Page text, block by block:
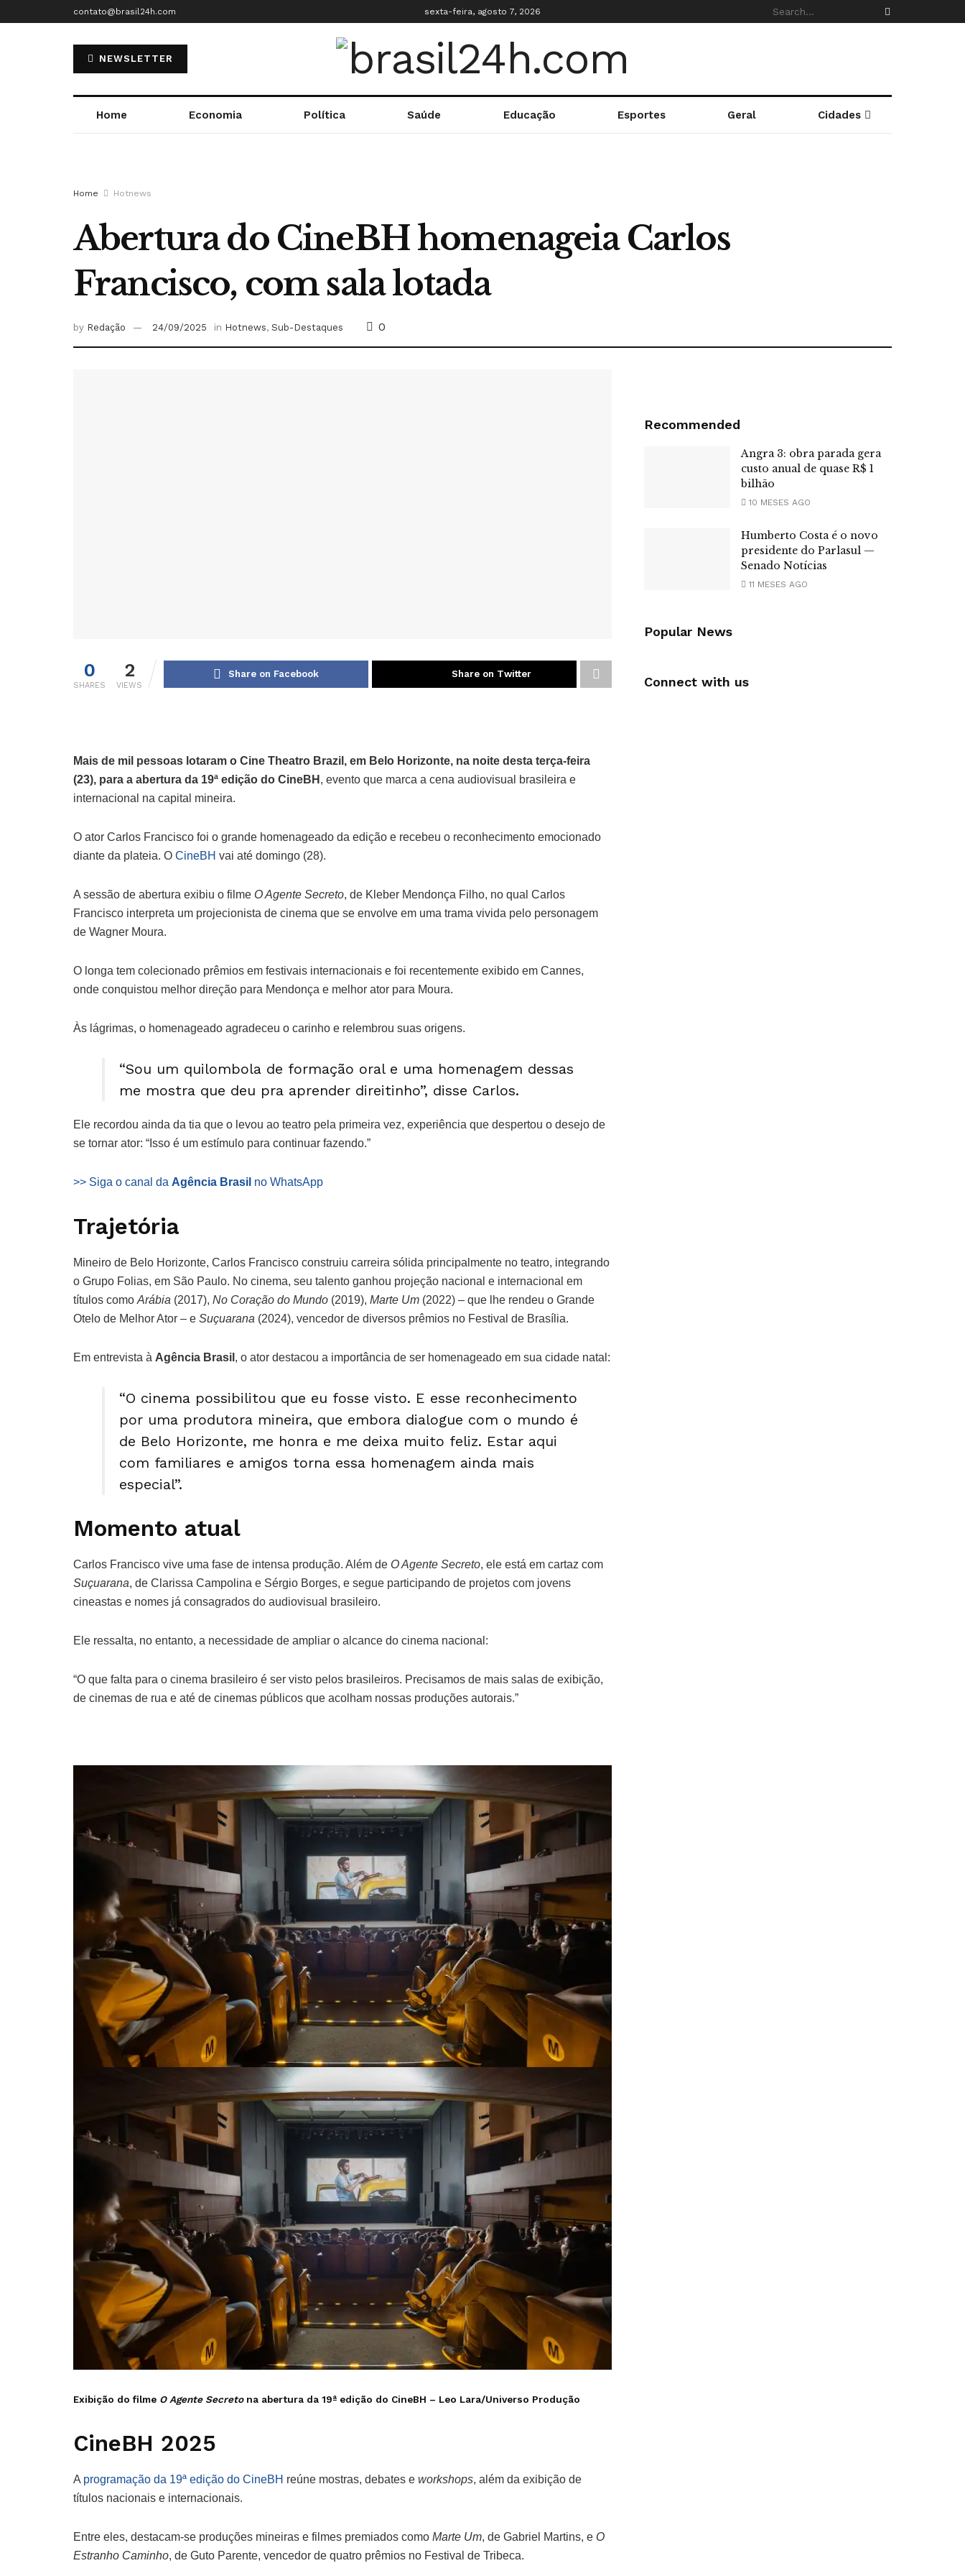
contato@brasil24h.com sexta-feira, agosto 7, 2026
NEWSLETTER
Home Economia Política Saúde Educação Esportes Geral Cidades
Home Hotnews
Abertura do CineBH homenageia Carlos
Francisco, com sala lotada
by Redação 24/09/2025 in Hotnews, Sub-Destaques 0
0
SHARES
2
VIEWS
Share on Facebook Share on Twitter
Mais de mil pessoas lotaram o Cine Theatro Brazil, em Belo Horizonte, na noite desta terça-feira
(23), para a abertura da 19ª edição do CineBH , evento que marca a cena audiovisual brasileira e
internacional na capital mineira.
O ator Carlos Francisco foi o grande homenageado da edição e recebeu o reconhecimento emocionado
diante da plateia. O CineBH vai até domingo (28).
A sessão de abertura exibiu o filme O Agente Secreto, de Kleber Mendonça Filho, no qual Carlos
Francisco interpreta um projecionista de cinema que se envolve em uma trama vivida pelo personagem
de Wagner Moura.
O longa tem colecionado prêmios em festivais internacionais e foi recentemente exibido em Cannes,
onde conquistou melhor direção para Mendonça e melhor ator para Moura.
Às lágrimas, o homenageado agradeceu o carinho e relembrou suas origens.
“Sou um quilombola de formação oral e uma homenagem dessas
me mostra que deu pra aprender direitinho”, disse Carlos.
Ele recordou ainda da tia que o levou ao teatro pela primeira vez, experiência que despertou o desejo de
se tornar ator: “Isso é um estímulo para continuar fazendo.”
>> Siga o canal da Agência Brasil no WhatsApp
Trajetória
Mineiro de Belo Horizonte, Carlos Francisco construiu carreira sólida principalmente no teatro, integrando
o Grupo Folias, em São Paulo. No cinema, seu talento ganhou projeção nacional e internacional em
títulos como Arábia (2017), No Coração do Mundo (2019), Marte Um (2022) – que lhe rendeu o Grande
Otelo de Melhor Ator – e Suçuarana (2024), vencedor de diversos prêmios no Festival de Brasília.
Em entrevista à Agência Brasil , o ator destacou a importância de ser homenageado em sua cidade natal:
“O cinema possibilitou que eu fosse visto. E esse reconhecimento
por uma produtora mineira, que embora dialogue com o mundo é
de Belo Horizonte, me honra e me deixa muito feliz. Estar aqui
com familiares e amigos torna essa homenagem ainda mais
especial”.
Momento atual
Carlos Francisco vive uma fase de intensa produção. Além de O Agente Secreto, ele está em cartaz com
Suçuarana, de Clarissa Campolina e Sérgio Borges, e segue participando de projetos com jovens
cineastas e nomes já consagrados do audiovisual brasileiro.
Ele ressalta, no entanto, a necessidade de ampliar o alcance do cinema nacional:
“O que falta para o cinema brasileiro é ser visto pelos brasileiros. Precisamos de mais salas de exibição,
de cinemas de rua e até de cinemas públicos que acolham nossas produções autorais.”
Exibição do filme O Agente Secretona abertura da 19ª edição do CineBH – Leo Lara/Universo Produção
CineBH 2025
A programação da 19ª edição do CineBH reúne mostras, debates e workshops, além da exibição de
títulos nacionais e internacionais.
Entre eles, destacam-se produções mineiras e filmes premiados como Marte Um, de Gabriel Martins, e O
Estranho Caminho, de Guto Parente, vencedor de quatro prêmios no Festival de Tribeca.
Recommended
Angra 3: obra parada gera
custo anual de quase R$ 1
bilhão
10 MESES AGO
Humberto Costa é o novo
presidente do Parlasul —
Senado Notícias
11 MESES AGO
Popular News
Connect with us